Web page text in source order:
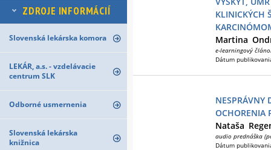
ZDROJE INFORMÁCIÍ
Slovenská lekárska komora
LEKÁR, a.s. - vzdelávacie
centrum SLK
Odborné usmernenia
Slovenská lekárska
knižnica
KLINICKÝCH
Martina
e-learningový
Dátum
NESPRÁVNY
OCHORENIA
Nataša
audio prednáška
Dátum